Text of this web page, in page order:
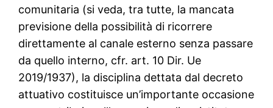
comunitaria (si veda, tra tutte, la mancata
previsione della possibilità di ricorrere
direttamente al canale esterno senza passare
da quello interno, cfr. art. 10 Dir. Ue
2019/1937), la disciplina dettata dal decreto
attuativo costituisce un’importante occasione